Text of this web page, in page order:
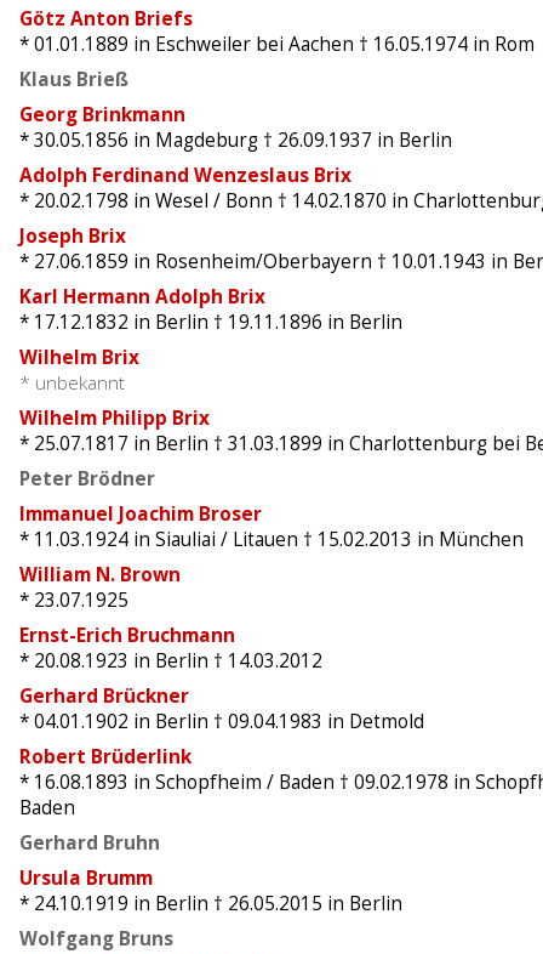
Götz Anton Briefs
* 01.01.1889 in Eschweiler bei Aachen † 16.05.1974 in Rom
Klaus Brieß
Georg Brinkmann
* 30.05.1856 in Magdeburg † 26.09.1937 in Berlin
Adolph Ferdinand Wenzeslaus Brix
* 20.02.1798 in Wesel / Bonn † 14.02.1870 in
Joseph Brix
* 27.06.1859 in Rosenheim/Oberbayern † 10.01.1943 in
Karl Hermann Adolph Brix
* 17.12.1832 in Berlin † 19.11.1896 in Berlin
Wilhelm Brix
* unbekannt
Wilhelm Philipp Brix
* 25.07.1817 in Berlin † 31.03.1899 in Charlottenburg bei
Peter Brödner
Immanuel Joachim Broser
* 11.03.1924 in Siauliai / Litauen † 15.02.2013 in München
William N. Brown
* 23.07.1925
Ernst-Erich Bruchmann
* 20.08.1923 in Berlin † 14.03.2012
Gerhard Brückner
* 04.01.1902 in Berlin † 09.04.1983 in Detmold
Robert Brüderlink
* 16.08.1893 in Schopfheim / Baden † 09.02.1978 in
Baden
Gerhard Bruhn
Ursula Brumm
* 24.10.1919 in Berlin † 26.05.2015 in Berlin
Wolfgang Bruns